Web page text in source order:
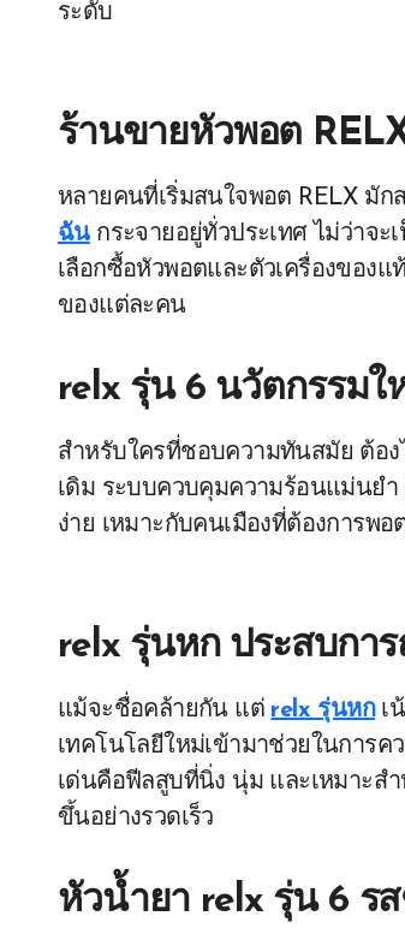
ระดับ
ร้านขายหัวพอต
หลายคนที่เริ่มสนใจพอต RELX มั
ฉันกระจายอยู่ทั่วประเทศ ไม่ว่าจะ
เลือกซื้อหัวพอตและตัวเครื่องของ
ของแต่ละคน
relx รุ่น 6 นวัตกรรม
สำหรับใครที่ชอบความทันสมัย ต้อง
เดิม ระบบควบคุมความร้อนแม่นย
ง่าย เหมาะกับคนเมืองที่ต้องการพ
relx รุ่นหก ประสบกา
แม้จะชื่อคล้ายกัน แต่ relx รุ่นหกเ
เทคโนโลยีใหม่เข้ามาช่วยในการ
เด่นคือฟีลสูบที่นิ่ง นุ่ม และเหมาะส
ขึ้นอย่างรวดเร็ว
หัวน้ำยา relx รุ่น 6